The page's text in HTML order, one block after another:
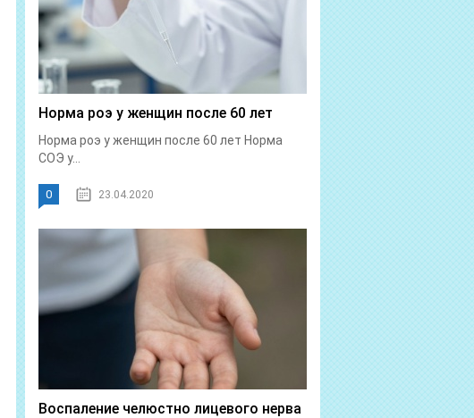
Норма роэ у женщин после 60 лет
Норма роэ у женщин после 60 лет Норма
СОЭ у...
0 23.04.2020
Воспаление челюстно лицевого нерва